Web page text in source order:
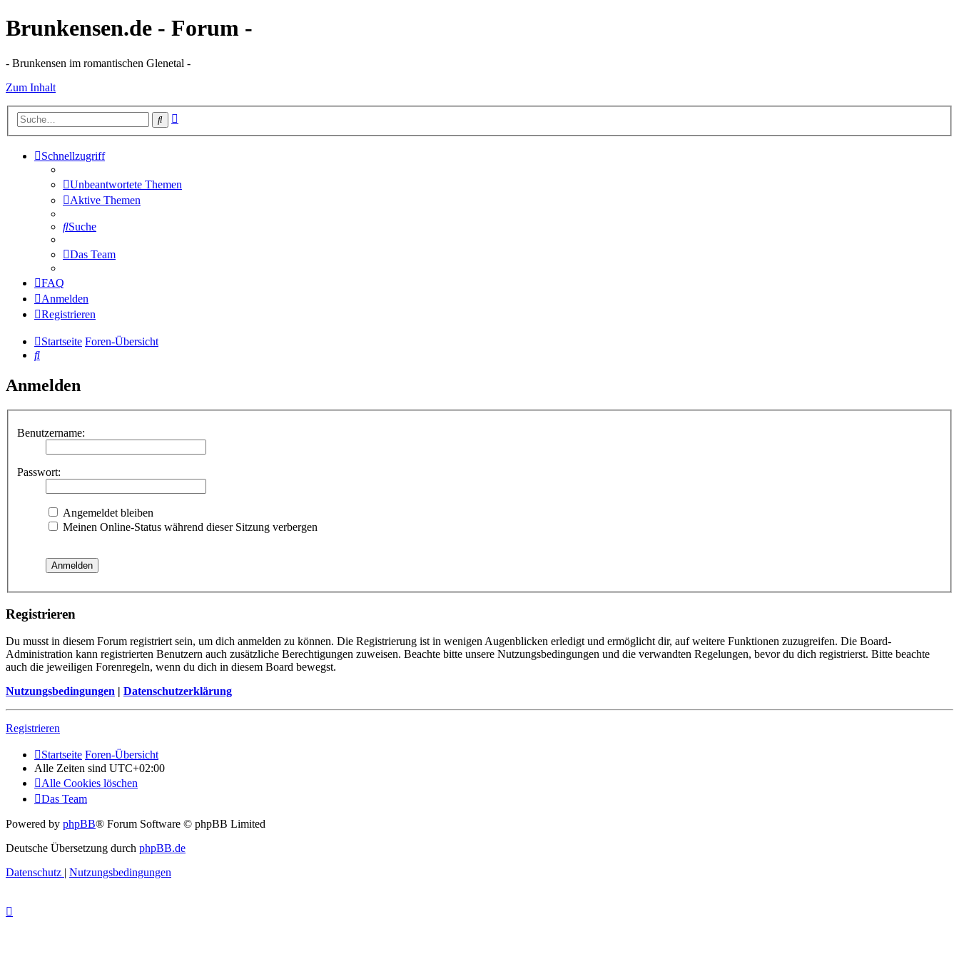
Brunkensen.de - Forum -
- Brunkensen im romantischen Glenetal -
Zum Inhalt
Suche
Schnellzugriff
Unbeantwortete Themen
Aktive Themen
Suche
Das Team
FAQ
Anmelden
Registrieren
Startseite Foren-Übersicht
Suche
Anmelden
Benutzername:
Passwort:
Angemeldet bleiben
Meinen Online-Status während dieser Sitzung verbergen
Registrieren
Du musst in diesem Forum registriert sein, um dich anmelden zu können. Die Registrierung ist in wenigen Augenblicken erledigt und ermöglicht dir, auf weitere Funktionen zuzugreifen. Die Board-
Administration kann registrierten Benutzern auch zusätzliche Berechtigungen zuweisen. Beachte bitte unsere Nutzungsbedingungen und die verwandten Regelungen, bevor du dich registrierst. Bitte beachte
auch die jeweiligen Forenregeln, wenn du dich in diesem Board bewegst.
Nutzungsbedingungen | Datenschutzerklärung
Registrieren
Startseite Foren-Übersicht
Alle Zeiten sind UTC+02:00
Alle Cookies löschen
Das Team
Powered by phpBB® Forum Software © phpBB Limited
Deutsche Übersetzung durch phpBB.de
Datenschutz | Nutzungsbedingungen